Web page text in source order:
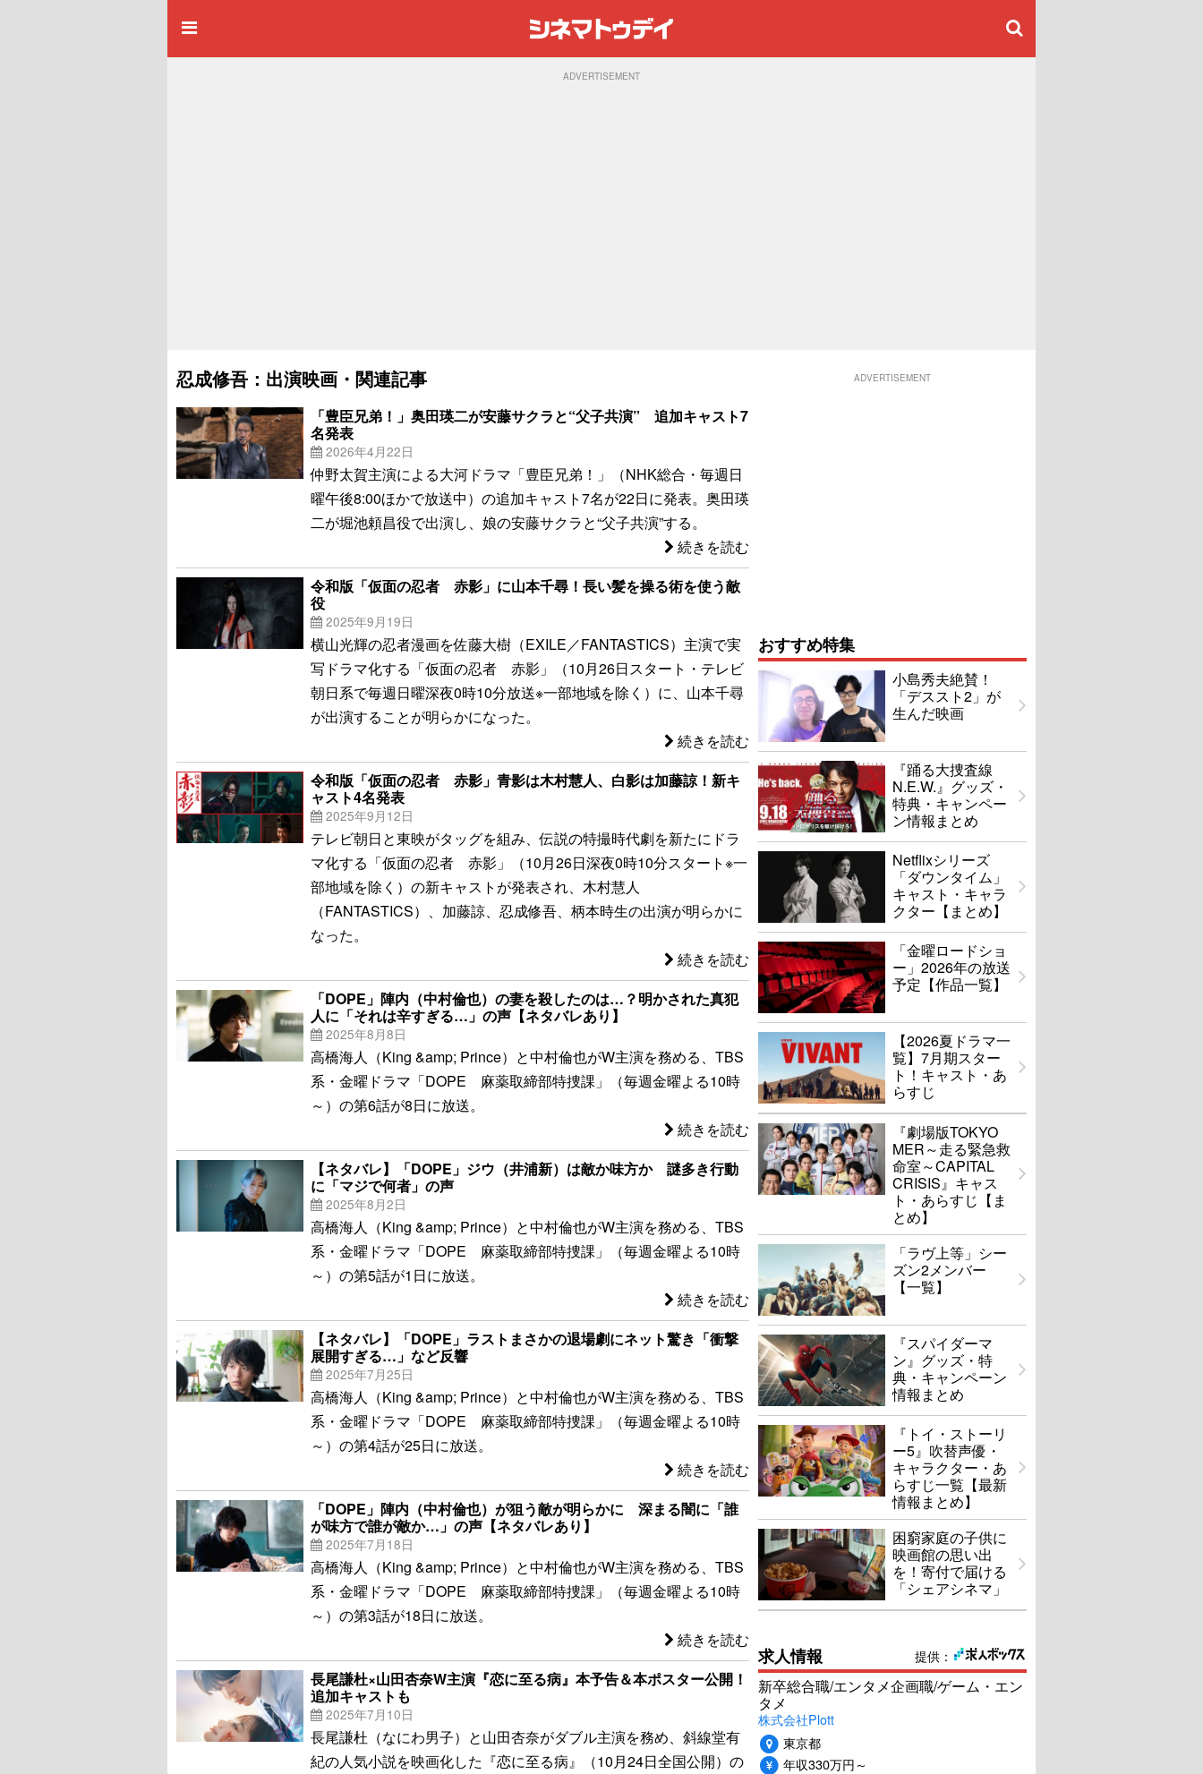
ADVERTISEMENT
忍成修吾：出演映画・関連記事
「豊臣兄弟！」奥田瑛二が安藤サクラと“父子共演” 追加キャスト7
名発表
2026年4月22日
仲野太賀主演による大河ドラマ「豊臣兄弟！」（NHK総合・毎週日
曜午後8:00ほかで放送中）の追加キャスト7名が22日に発表。奥田瑛
二が堀池頼昌役で出演し、娘の安藤サクラと“父子共演”する。
続きを読む
令和版「仮面の忍者 赤影」に山本千尋！長い髪を操る術を使う敵
役
2025年9月19日
横山光輝の忍者漫画を佐藤大樹（EXILE／FANTASTICS）主演で実
写ドラマ化する「仮面の忍者 赤影」（10月26日スタート・テレビ
朝日系で毎週日曜深夜0時10分放送※一部地域を除く）に、山本千尋
が出演することが明らかになった。
続きを読む
令和版「仮面の忍者 赤影」青影は木村慧人、白影は加藤諒！新キ
ャスト4名発表
2025年9月12日
テレビ朝日と東映がタッグを組み、伝説の特撮時代劇を新たにドラ
マ化する「仮面の忍者 赤影」（10月26日深夜0時10分スタート※一
部地域を除く）の新キャストが発表され、木村慧人
（FANTASTICS）、加藤諒、忍成修吾、柄本時生の出演が明らかに
なった。
続きを読む
「DOPE」陣内（中村倫也）の妻を殺したのは…？明かされた真犯
人に「それは辛すぎる…」の声【ネタバレあり】
2025年8月8日
高橋海人（King &amp; Prince）と中村倫也がW主演を務める、TBS
系・金曜ドラマ「DOPE 麻薬取締部特捜課」（毎週金曜よる10時
～）の第6話が8日に放送。
続きを読む
【ネタバレ】「DOPE」ジウ（井浦新）は敵か味方か 謎多き行動
に「マジで何者」の声
2025年8月2日
高橋海人（King &amp; Prince）と中村倫也がW主演を務める、TBS
系・金曜ドラマ「DOPE 麻薬取締部特捜課」（毎週金曜よる10時
～）の第5話が1日に放送。
続きを読む
【ネタバレ】「DOPE」ラストまさかの退場劇にネット驚き「衝撃
展開すぎる…」など反響
2025年7月25日
高橋海人（King &amp; Prince）と中村倫也がW主演を務める、TBS
系・金曜ドラマ「DOPE 麻薬取締部特捜課」（毎週金曜よる10時
～）の第4話が25日に放送。
続きを読む
「DOPE」陣内（中村倫也）が狙う敵が明らかに 深まる闇に「誰
が味方で誰が敵か…」の声【ネタバレあり】
2025年7月18日
高橋海人（King &amp; Prince）と中村倫也がW主演を務める、TBS
系・金曜ドラマ「DOPE 麻薬取締部特捜課」（毎週金曜よる10時
～）の第3話が18日に放送。
続きを読む
長尾謙杜×山田杏奈W主演『恋に至る病』本予告＆本ポスター公開！
追加キャストも
2025年7月10日
長尾謙杜（なにわ男子）と山田杏奈がダブル主演を務め、斜線堂有
紀の人気小説を映画化した『恋に至る病』（10月24日全国公開）の
ADVERTISEMENT
おすすめ特集
小島秀夫絶賛！
「デススト2」が
生んだ映画
『踊る大捜査線
N.E.W.』グッズ・
特典・キャンペー
ン情報まとめ
Netflixシリーズ
「ダウンタイム」
キャスト・キャラ
クター【まとめ】
「金曜ロードショ
ー」2026年の放送
予定【作品一覧】
【2026夏ドラマ一
覧】7月期スター
ト！キャスト・あ
らすじ
『劇場版TOKYO
MER～走る緊急救
命室～CAPITAL
CRISIS』キャス
ト・あらすじ【ま
とめ】
「ラヴ上等」シー
ズン2メンバー
【一覧】
『スパイダーマ
ン』グッズ・特
典・キャンペーン
情報まとめ
『トイ・ストーリ
ー5』吹替声優・
キャラクター・あ
らすじ一覧【最新
情報まとめ】
困窮家庭の子供に
映画館の思い出
を！寄付で届ける
「シェアシネマ」
提供：
求人情報
新卒総合職/エンタメ企画職/ゲーム・エン
タメ
株式会社Plott
東京都
年収330万円～